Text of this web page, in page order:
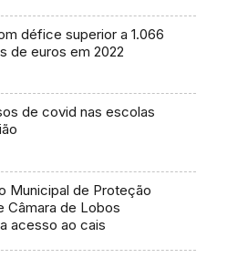
défice superior a 1.066
de euros em 2022
de covid nas escolas
Municipal de Proteção
Câmara de Lobos
acesso ao cais